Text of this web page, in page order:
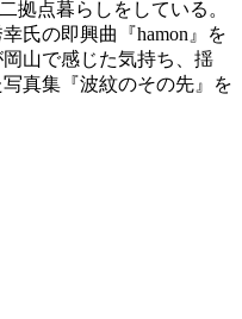
拠点暮らしをしている。
氏の即興曲『hamon』を
山で感じた気持ち、揺
真集『波紋のその先』を